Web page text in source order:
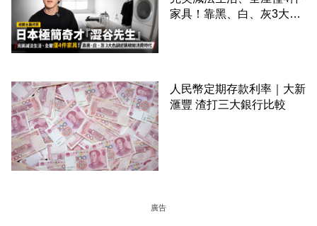
家具！靠黑、白、灰3大色
人民幣定期存款利率｜大新
滙豐 渣打三大銀行比較
廣告